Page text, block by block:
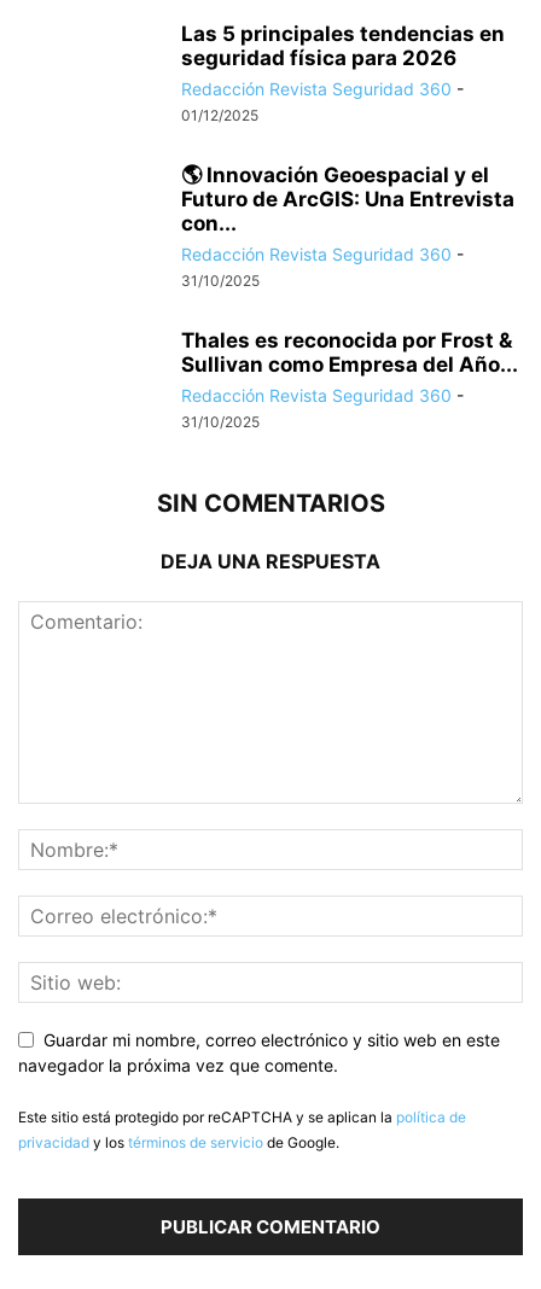
Las 5 principales tendencias en
seguridad física para 2026
Redacción Revista Seguridad 360 -
01/12/2025
🌎 Innovación Geoespacial y el
Futuro de ArcGIS: Una Entrevista
con...
Redacción Revista Seguridad 360 -
31/10/2025
Thales es reconocida por Frost &
Sullivan como Empresa del Año...
Redacción Revista Seguridad 360 -
31/10/2025
SIN COMENTARIOS
DEJA UNA RESPUESTA
Guardar mi nombre, correo electrónico y sitio web en este
navegador la próxima vez que comente.
Este sitio está protegido por reCAPTCHA y se aplican la política de
privacidad y los términos de servicio de Google.